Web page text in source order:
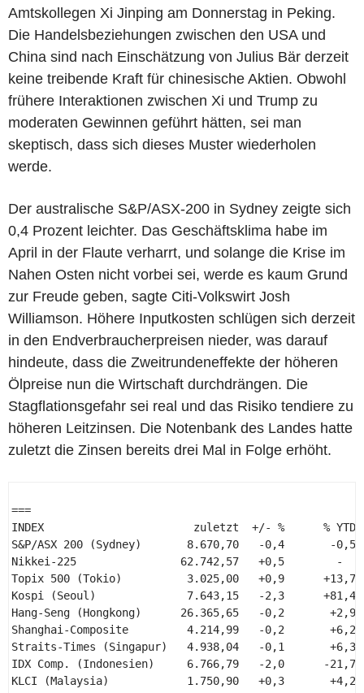
Amtskollegen Xi Jinping am Donnerstag in Peking.
Die Handelsbeziehungen zwischen den USA und
China sind nach Einschätzung von Julius Bär derzeit
keine treibende Kraft für chinesische Aktien. Obwohl
frühere Interaktionen zwischen Xi und Trump zu
moderaten Gewinnen geführt hätten, sei man
skeptisch, dass sich dieses Muster wiederholen
werde.
Der australische S&P/ASX-200 in Sydney zeigte sich
0,4 Prozent leichter. Das Geschäftsklima habe im
April in der Flaute verharrt, und solange die Krise im
Nahen Osten nicht vorbei sei, werde es kaum Grund
zur Freude geben, sagte Citi-Volkswirt Josh
Williamson. Höhere Inputkosten schlügen sich derzeit
in den Endverbraucherpreisen nieder, was darauf
hindeute, dass die Zweitrundeneffekte der höheren
Ölpreise nun die Wirtschaft durchdrängen. Die
Stagflationsgefahr sei real und das Risiko tendiere zu
höheren Leitzinsen. Die Notenbank des Landes hatte
zuletzt die Zinsen bereits drei Mal in Folge erhöht.
===
INDEX                       zuletzt  +/- %      % YTD
S&P/ASX 200 (Sydney)       8.670,70   -0,4       -
Nikkei-225                62.742,57   +0,5        -
Topix 500 (Tokio)          3.025,00   +0,9
Kospi (Seoul)              7.643,15   -2,3
Hang-Seng (Hongkong)      26.365,65   -0,2
Shanghai-Composite         4.214,99   -0,2
Straits-Times (Singapur)   4.938,04   -0,1
IDX Comp. (Indonesien)     6.766,79   -2,0      -
KLCI (Malaysia)            1.750,90   +0,3